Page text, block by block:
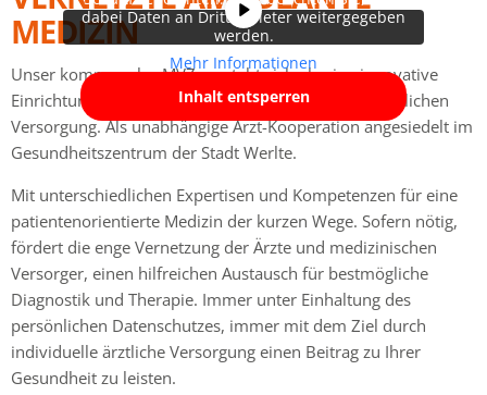
MEDIZIN
Unser kommunales MVZ versteht sich als eine innovative
Einrichtung der ambulanten, privat- und vertragsärztlichen
Versorgung. Als unabhängige Arzt-Kooperation angesiedelt im
Gesundheitszentrum der Stadt Werlte.
Mit unterschiedlichen Expertisen und Kompetenzen für eine
patientenorientierte Medizin der kurzen Wege. Sofern nötig,
fördert die enge Vernetzung der Ärzte und medizinischen
Versorger, einen hilfreichen Austausch für bestmögliche
Diagnostik und Therapie. Immer unter Einhaltung des
persönlichen Datenschutzes, immer mit dem Ziel durch
individuelle ärztliche Versorgung einen Beitrag zu Ihrer
Gesundheit zu leisten.
dabei Daten an Drittanbieter weitergegeben
werden.
Mehr Informationen
Inhalt entsperren